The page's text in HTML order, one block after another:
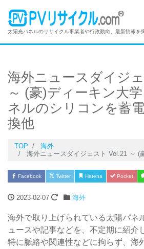
太陽光パネルのリサイクル事業者や行政動向、最新情報を
海外ニュースダイジ
～ (豪)ディーキン大
ネルのシリコンを蓄
換他
TOP
海外
海外ニュースダイジェスト Vol.21 ～ (豪)ディーキン大学、廃棄PV
Facebook Twitter Hatena Pocket
2023-02-07 海外
海外で取り上げられている太陽パネ
ュースや記事などを、不定期に紹介
特に脈絡や関連性などに拘らず、海